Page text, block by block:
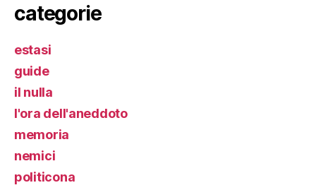
categorie
estasi
guide
il nulla
l'ora dell'aneddoto
memoria
nemici
politicona